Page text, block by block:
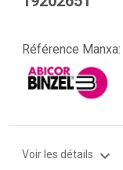
Référence Manxa:
Voir les détails expand_more